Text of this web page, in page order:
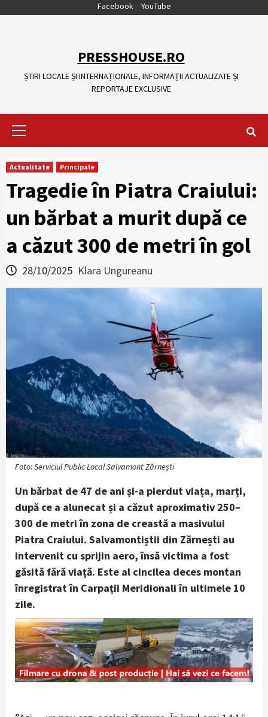
Facebook YouTube
PRESSHOUSE.RO
ȘTIRI LOCALE ȘI INTERNAȚIONALE, INFORMAȚII ACTUALIZATE ȘI
REPORTAJE EXCLUSIVE
Actualitate Principale
Tragedie în Piatra Craiului:
un bărbat a murit după ce
a căzut 300 de metri în gol
28/10/2025 Klara Ungureanu
Foto: Serviciul Public Local Salvamont Zărnești
Un bărbat de 47 de ani și-a pierdut viața, marți,
după ce a alunecat și a căzut aproximativ 250–
300 de metri în zona de creastă a masivului
Piatra Craiului. Salvamontiștii din Zărnești au
intervenit cu sprijin aero, însă victima a fost
găsită fără viață. Este al cincilea deces montan
înregistrat în Carpații Meridionali în ultimele 10
zile.